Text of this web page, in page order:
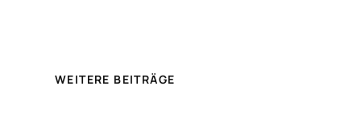
WEITERE BEITRÄGE